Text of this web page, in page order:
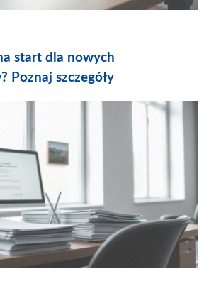
start dla nowych
Poznaj szczegóły